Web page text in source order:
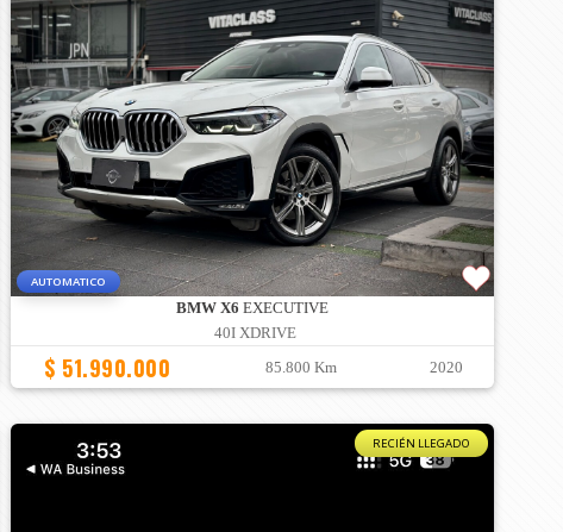
AUTOMATICO
BMW X6 EXECUTIVE
40I XDRIVE
$ 51.990.000 85.800 Km 2020
RECIÉN LLEGADO